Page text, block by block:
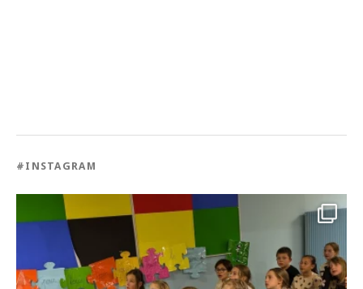
#INSTAGRAM